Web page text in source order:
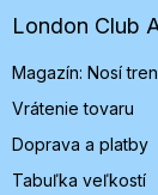
e
London Club
Magazín: Nosí
Vrátenie tovaru
Doprava a platby
Tabuľka veľkostí